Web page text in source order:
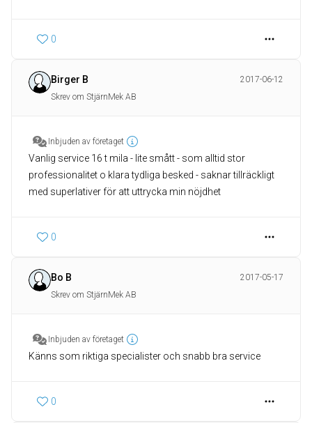
0
Birger B
2017-06-12
Skrev om StjärnMek AB
Inbjuden av företaget
Vanlig service 16 t mila - lite smått - som alltid stor
professionalitet o klara tydliga besked - saknar tillräckligt
med superlativer för att uttrycka min nöjdhet
0
Bo B
2017-05-17
Skrev om StjärnMek AB
Inbjuden av företaget
Känns som riktiga specialister och snabb bra service
0